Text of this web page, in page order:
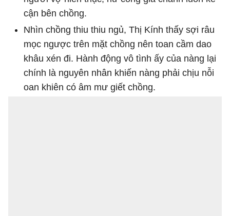
cận bên chồng.
Nhìn chồng thiu thiu ngủ, Thị Kính thấy sợi râu
mọc ngược trên mặt chồng nên toan cầm dao
khâu xén đi. Hành động vô tình ấy của nàng lại
chính là nguyên nhân khiến nàng phải chịu nỗi
oan khiên có âm mư giết chồng.